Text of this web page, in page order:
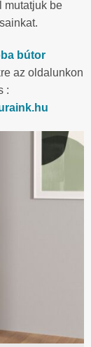
mutatjuk be
bútor
az oldalunkon
: